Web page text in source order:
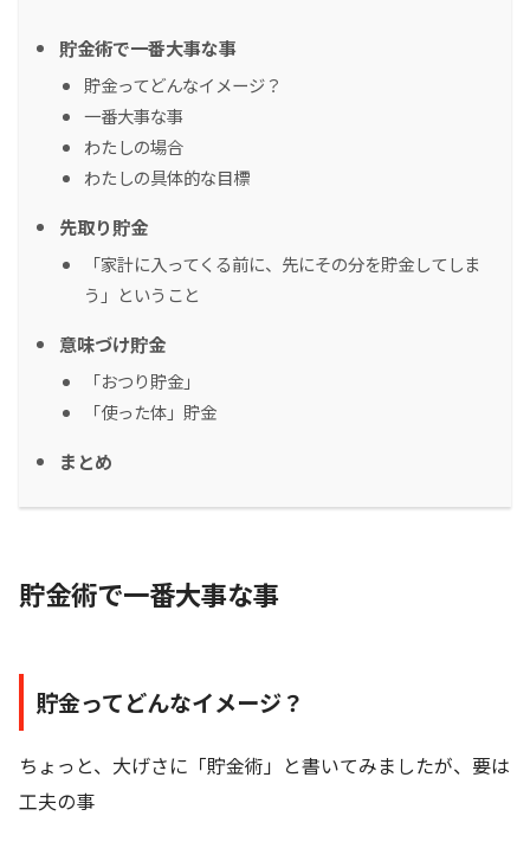
貯金術で一番大事な事
貯金ってどんなイメージ？
一番大事な事
わたしの場合
わたしの具体的な目標
先取り貯金
「家計に入ってくる前に、先にその分を貯金してしま
う」ということ
意味づけ貯金
「おつり貯金」
「使った体」貯金
まとめ
貯金術で一番大事な事
貯金ってどんなイメージ？
ちょっと、大げさに「貯金術」と書いてみましたが、要は
工夫の事